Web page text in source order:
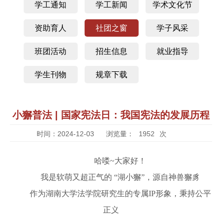
学工通知 学工新闻 学术文化节
资助育人 社团之窗 学子风采
班团活动 招生信息 就业指导
学生刊物 规章下载
小獬普法 | 国家宪法日：我国宪法的发展历程
时间：2024-12-03 浏览量： 1952 次
哈喽~大家好！
我是软萌又超正气的 “湖小獬”，源自神兽獬豸
作为湖南大学法学院研究生的专属IP形象，秉持公平
正义